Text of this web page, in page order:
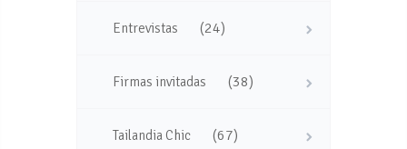
Entrevistas (24)
Firmas invitadas (38)
Tailandia Chic (67)